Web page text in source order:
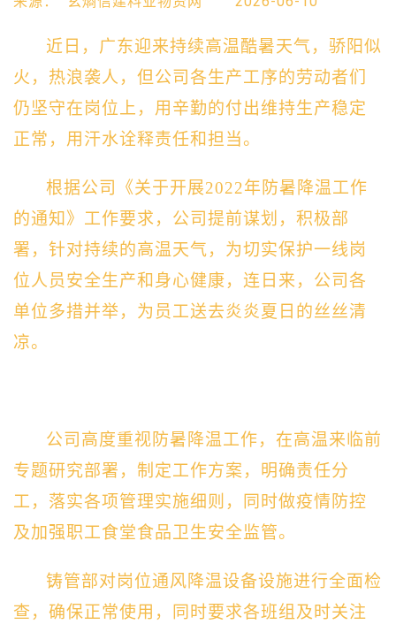
近日，广东迎来持续高温酷暑天气，骄阳似
火，热浪袭人，但公司各生产工序的劳动者们
仍坚守在岗位上，用辛勤的付出维持生产稳定
正常，用汗水诠释责任和担当。
根据公司《关于开展2022年防暑降温工作
的通知》工作要求，公司提前谋划，积极部
署，针对持续的高温天气，为切实保护一线岗
位人员安全生产和身心健康，连日来，公司各
单位多措并举，为员工送去炎炎夏日的丝丝清
凉。
公司高度重视防暑降温工作，在高温来临前
专题研究部署，制定工作方案，明确责任分
工，落实各项管理实施细则，同时做疫情防控
及加强职工食堂食品卫生安全监管。
铸管部对岗位通风降温设备设施进行全面检
查，确保正常使用，同时要求各班组及时关注